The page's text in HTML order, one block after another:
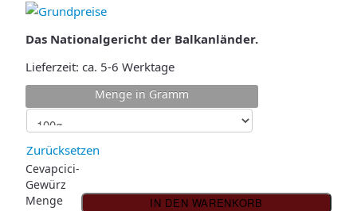
Das Nationalgericht der Balkanländer.
Lieferzeit: ca. 5-6 Werktage
Menge in Gramm
Zurücksetzen
Cevapcici-
Gewürz
Menge
IN DEN WARENKORB